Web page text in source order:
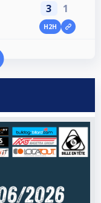
3 1
H2H